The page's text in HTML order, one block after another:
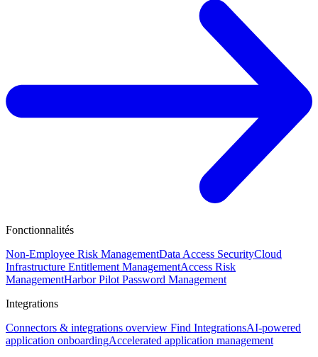
Fonctionnalités
Non-Employee Risk ManagementData Access SecurityCloud
Infrastructure Entitlement ManagementAccess Risk
ManagementHarbor Pilot Password Management
Integrations
Connectors & integrations overview Find IntegrationsAI-powered
application onboardingAccelerated application management